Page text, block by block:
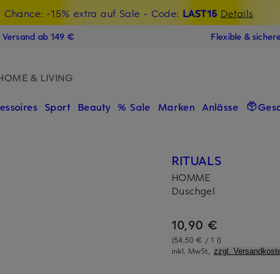
Chance: -15% extra auf Sale - Code: LAST15 Details
Willkommensgutschein mit Beyond sichern
ab 149 € Flexible &
& LIVING
Sport Beauty % Sale Marken Anlässe
RITUALS
HOMME
Duschgel
10,90 €
(54,50 € / 1 l)
inkl. MwSt., zzgl.